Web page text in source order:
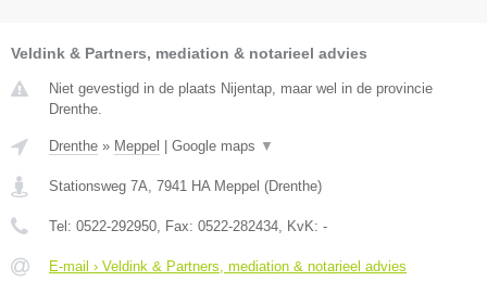
Veldink & Partners, mediation & notarieel advies
Niet gevestigd in de plaats Nijentap, maar wel in de provincie
Drenthe.
Drenthe » Meppel Google maps ▼
Stationsweg 7A 7941 HA Meppel (Drenthe)
Tel: 0522-292950 , Fax: 0522-282434 , KvK: -
E-mail › Veldink & Partners, mediation & notarieel advies